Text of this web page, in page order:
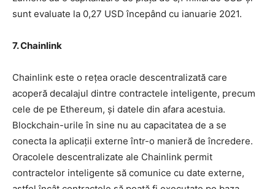
sunt evaluate la 0,27 USD începând cu ianuarie 2021.
7. Chainlink
Chainlink este o rețea oracle descentralizată care
acoperă decalajul dintre contractele inteligente, precum
cele de pe Ethereum, și datele din afara acestuia.
Blockchain-urile în sine nu au capacitatea de a se
conecta la aplicații externe într-o manieră de încredere.
Oracolele descentralizate ale Chainlink permit
contractelor inteligente să comunice cu date externe,